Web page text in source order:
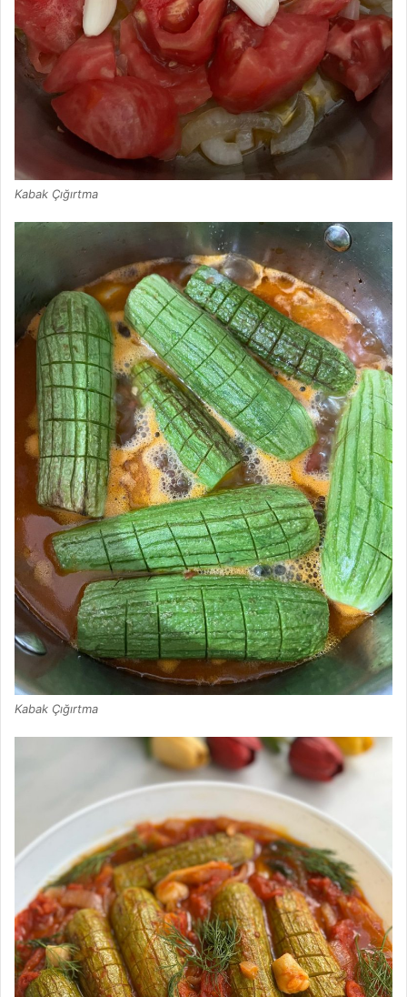
Kabak Çığırtma
Kabak Çığırtma